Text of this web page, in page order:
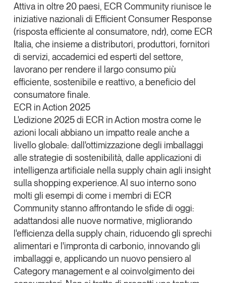
Un anno di
Tendenze2026
Leggi il magazine
Tendenze è il magazine di GS1 Italy che racconta in
modo indipendente il cambiamento e le sfide del largo
consumo e dell’economia a professionisti e
Attiva in oltre 20 paesi, ECR Community riunisce le
iniziative nazionali di Efficient Consumer Response
(risposta efficiente al consumatore, ndr), come ECR
Italia, che insieme a distributori, produttori, fornitori
di servizi, accademici ed esperti del settore,
lavorano per rendere il largo consumo più
efficiente, sostenibile e reattivo, a beneficio del
consumatore finale.
ECR in Action 2025
L'edizione 2025 di ECR in Action mostra come le
azioni locali abbiano un impatto reale anche a
livello globale: dall'ottimizzazione degli imballaggi
alle strategie di sostenibilità, dalle applicazioni di
intelligenza artificiale nella supply chain agli insight
sulla shopping experience. Al suo interno sono
molti gli esempi di come i membri di ECR
Community stanno affrontando le sfide di oggi:
adattandosi alle nuove normative, migliorando
l'efficienza della supply chain, riducendo gli sprechi
alimentari e l'impronta di carbonio, innovando gli
imballaggi e, applicando un nuovo pensiero al
Category management e al coinvolgimento dei